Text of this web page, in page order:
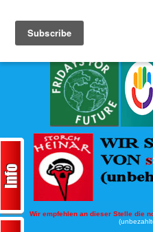
Wir empfehlen an dieser Stelle die